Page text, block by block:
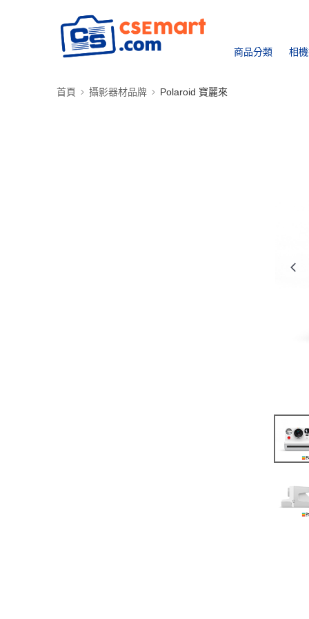
商品分類 相
首頁 攝影器材品牌 Polaroid 寶麗來